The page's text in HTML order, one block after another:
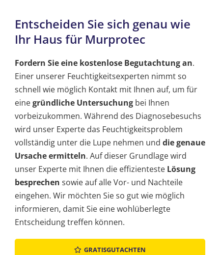
Entscheiden Sie sich genau wie
Ihr Haus für Murprotec
Fordern Sie eine kostenlose Begutachtung an.
Einer unserer Feuchtigkeitsexperten nimmt so
schnell wie möglich Kontakt mit Ihnen auf, um für
einegründliche Untersuchung bei Ihnen
vorbeizukommen. Während des Diagnosebesuchs
wird unser Experte das Feuchtigkeitsproblem
vollständig unter die Lupe nehmen und die genaue
Ursache ermitteln. Auf dieser Grundlage wird
unser Experte mit Ihnen die effizienteste Lösung
besprechen sowie auf alle Vor- und Nachteile
eingehen. Wir möchten Sie so gut wie möglich
informieren, damit Sie eine wohlüberlegte
Entscheidung treffen können.
GRATISGUTACHTEN